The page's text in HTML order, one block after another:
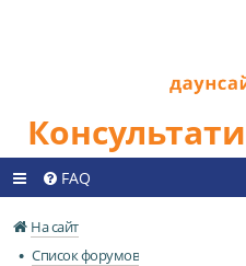
FAQ
На сайт
Список форумов